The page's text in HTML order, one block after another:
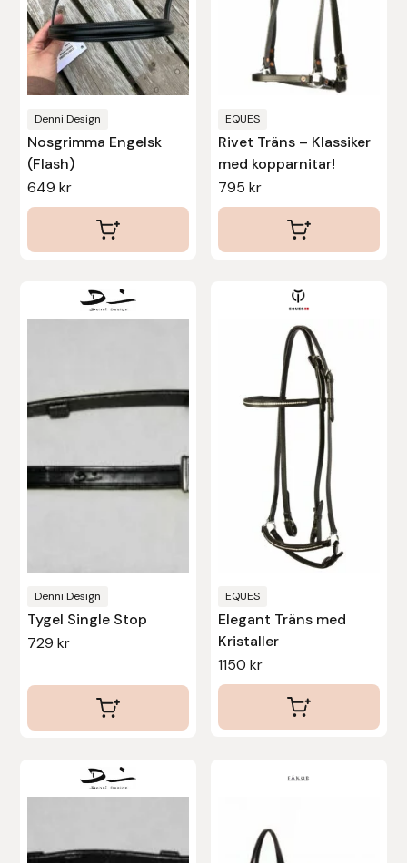
Denni Design
Nosgrimma Engelsk
(Flash)
649kr
alternativen
kan
väljas
på
produktsidan
EQUES
Rivet Träns – Klassiker
med kopparnitar!
795 kr
alternativen
produktsidan
Denni Design
Tygel Single Stop
729kr
här
flera
varianter.
olika
alternativen
på
produktsidan
EQUES
Elegant Träns med
Kristaller
1150 kr
här
har